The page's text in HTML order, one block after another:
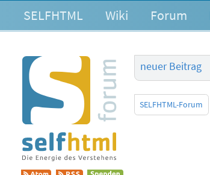
SELFHTML Wiki Forum
neuer Beitrag
SELFHTML-Forum